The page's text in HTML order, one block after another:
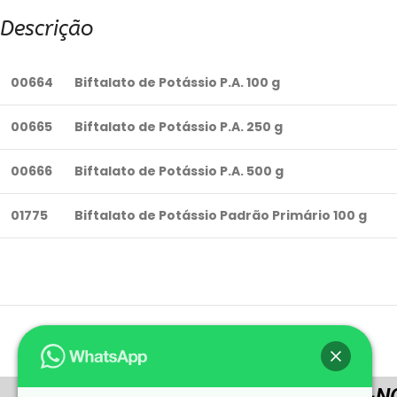
Descrição
00664 Biftalato de Potássio P.A. 100 g
00665 Biftalato de Potássio P.A. 250 g
00666 Biftalato de Potássio P.A. 500 g
01775 Biftalato de Potássio Padrão Primário 100 g